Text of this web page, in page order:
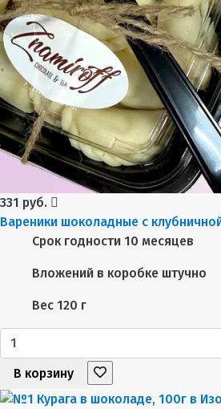
331 руб.
Вареники шоколадные с
Срок годности 10 месяцев
Вложений в коробке штучно
Вес 120 г
В корзину